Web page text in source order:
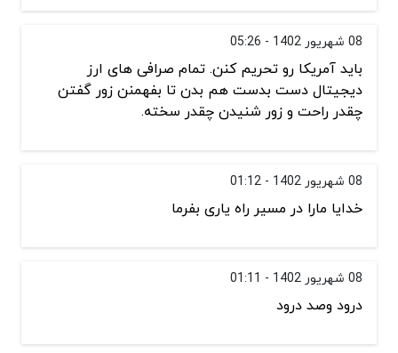
08 شهریور 1402 - 05:26
باید آمریکا رو تحریم کنن. تمام صرافی های ارز
دیجیتال دست بدست هم بدن تا بفهمنن زور گفتن
چقدر راحت و زور شنیدن چقدر سخته.
08 شهریور 1402 - 01:12
خدایا مارا در مسیر راه یاری بفرما
08 شهریور 1402 - 01:11
درود وصد درود